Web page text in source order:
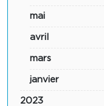
mai
avril
mars
janvier
2023